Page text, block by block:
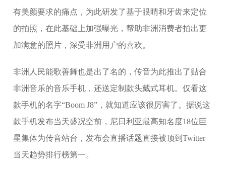
有美颜要求的痛点，为此研发了基于眼睛和牙齿来定位
的拍照，在此基础上加强曝光，帮助非洲消费者拍出更
加满意的照片，深受非洲用户的喜欢。
非洲人民能歌善舞也是出了名的，传音为此推出了贴合
非洲音乐的音乐手机，还送定制款头戴式耳机。仅看这
款手机的名字“Boom J8”，就知道应该很厉害了。据说这
款手机发布当天盛况空前，尼日利亚最高知名度18位巨
星集体为传音站台，发布会直播话题直接被顶到Twitter
当天趋势排行榜第一。